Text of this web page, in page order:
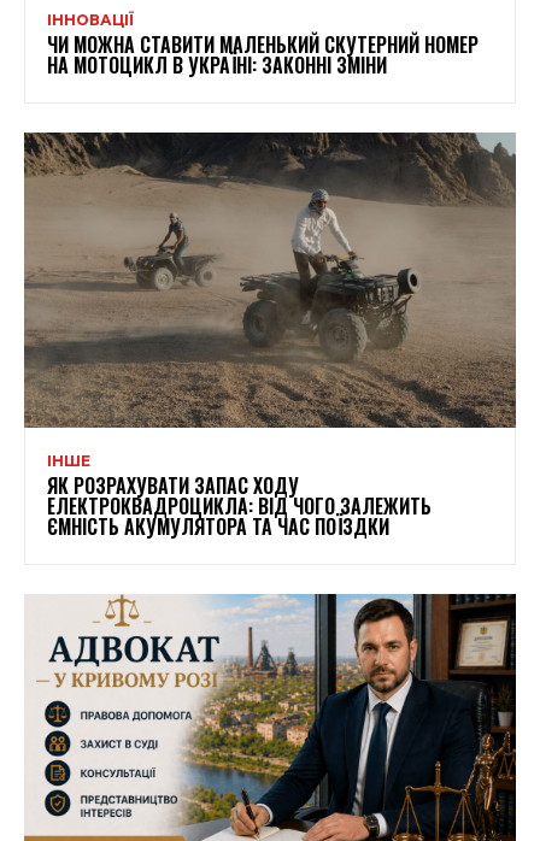
ІННОВАЦІЇ
ЧИ МОЖНА СТАВИТИ МАЛЕНЬКИЙ СКУТЕРНИЙ НОМЕР
НА МОТОЦИКЛ В УКРАЇНІ: ЗАКОННІ ЗМІНИ
ІНШЕ
ЯК РОЗРАХУВАТИ ЗАПАС ХОДУ
ЕЛЕКТРОКВАДРОЦИКЛА: ВІД ЧОГО ЗАЛЕЖИТЬ
ЄМНІСТЬ АКУМУЛЯТОРА ТА ЧАС ПОЇЗДКИ